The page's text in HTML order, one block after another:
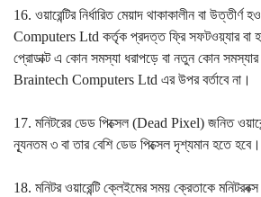
16. ওয়ারেন্টির নির্ধারিত মেয়াদ থাকাকালীন বা
Computers Ltd কর্তৃক প্রদত্ত ফ্রি সফটওয়্যার বা
প্রোডাক্ট এ কোন সমস্যা ধরাপড়ে বা নতুন কোন সমস্যার
Braintech Computers Ltd এর উপর বর্তাবে না।
17. মনিটরের ডেড পিক্সেল (Dead Pixel) জনিত
ন্যূনতম ৩ বা তার বেশি ডেড পিক্সেল দৃশ্যমান হতে হবে।
18. মনিটর ওয়ারেন্টি ক্লেইমের সময় ক্রেতাকে